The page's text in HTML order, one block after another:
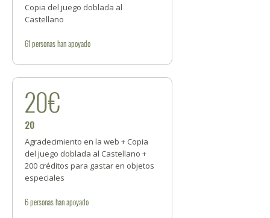
Copia del juego doblada al
Castellano
61personashan apoyado
20€
20
Agradecimiento en la web + Copia
del juego doblada al Castellano +
200 créditos para gastar en objetos
especiales
6personashan apoyado